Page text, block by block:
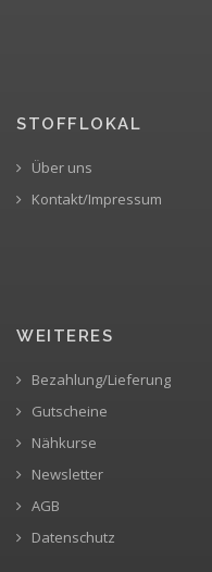
STOFFLOKAL
Über uns
Kontakt/Impressum
WEITERES
Bezahlung/Lieferung
Gutscheine
Nähkurse
Newsletter
AGB
Datenschutz